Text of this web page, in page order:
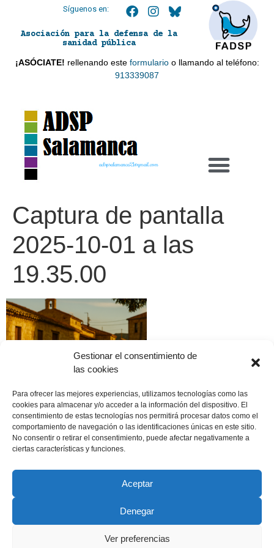
Gestionar el consentimiento de
las cookies
Para ofrecer las mejores experiencias, utilizamos tecnologías como las
cookies para almacenar y/o acceder a la información del dispositivo. El
consentimiento de estas tecnologías nos permitirá procesar datos como el
comportamiento de navegación o las identificaciones únicas en este sitio.
No consentir o retirar el consentimiento, puede afectar negativamente a
ciertas características y funciones.
Aceptar
Denegar
Ver preferencias
Síguenos en:
Asociación para la defensa de la
sanidad pública
¡ASÓCIATE! rellenando este formularioo llamando al teléfono:
913339087
adspsalamanca21@gmail.com
Captura de pantalla
2025-10-01 a las
19.35.00
Copyright © 2022 ADSP Salamanca. Todos los derechos